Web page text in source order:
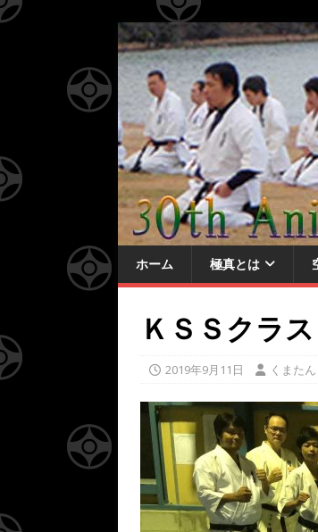
ホーム 極真とは
ＫＳＳクラ
2019年9月11日 くまたん